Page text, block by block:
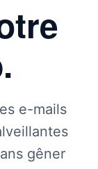
e-mails
gêner